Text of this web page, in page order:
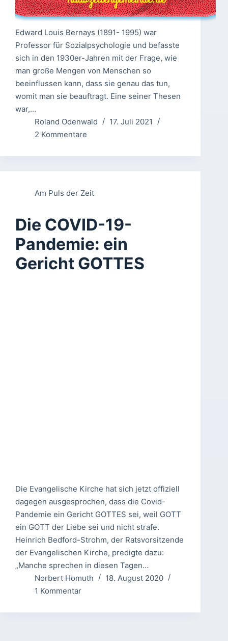
Edward Louis Bernays (1891- 1995) war
Professor für Sozialpsychologie und befasste
sich in den 1930er-Jahren mit der Frage, wie
man große Mengen von Menschen so
beeinflussen kann, dass sie genau das tun,
womit man sie beauftragt. Eine seiner Thesen
war,…
Roland Odenwald
17. Juli 2021
2 Kommentare
Am Puls der Zeit
Die COVID-19-
Pandemie: ein
Gericht GOTTES
Die Evangelische Kirche hat sich jetzt offiziell
dagegen ausgesprochen, dass die Covid-
Pandemie ein Gericht GOTTES sei, weil GOTT
ein GOTT der Liebe sei und nicht strafe.
Heinrich Bedford-Strohm, der Ratsvorsitzende
der Evangelischen Kirche, predigte dazu:
„Manche sprechen in diesen Tagen…
Norbert Homuth
18. August 2020
1 Kommentar